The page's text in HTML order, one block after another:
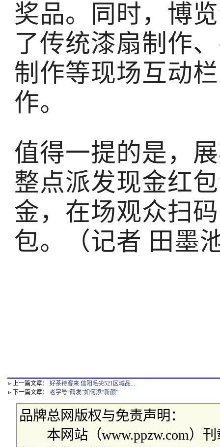
奖品。同时，博
了传统漆扇制作
制作等现场互动
作。
值得一提的是，
整点派发现金红
金，在场观众扫
包。（记者 田墨
上一篇文章： 好茶待客来 信阳毛尖521区域品...
下一篇文章： 老字号“鹤发”如何添“新颜”
品牌总网版权与免责声明：
本网站（www.ppzw.com）刊